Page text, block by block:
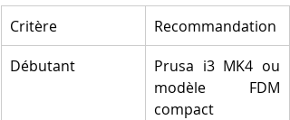
Critère
Recommandation
Débutant
Prusa i3 MK4 ou
modèle FDM
compact